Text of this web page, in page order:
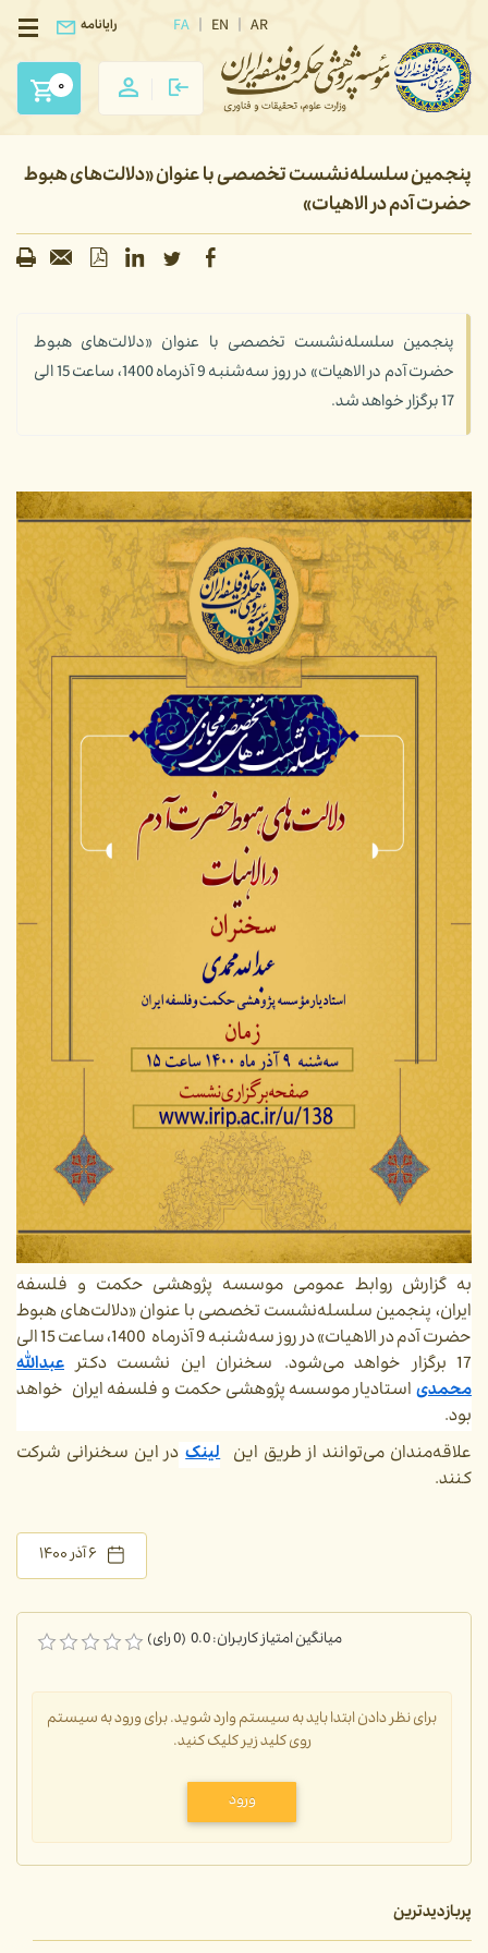
FA EN AR رایانامه
0
پنجمین سلسله‌نشست تخصصی با عنوان «دلالت‌های هبوط
حضرت آدم در الاهیات»
پنجمین سلسله‌نشست تخصصی با عنوان «دلالت‌های هبوط
حضرت آدم در الاهیات» در روز سه‌شنبه 9 آذرماه 1400، ساعت 15 الی
17 برگزار خواهد شد.
به گزارش روابط عمومی موسسه پژوهشی حکمت و فلسفه
ایران، پنجمین سلسله‌نشست تخصصی با عنوان «دلالت‌های هبوط
حضرت آدم در الاهیات» در روز سه‌شنبه 9 آذرماه 1400، ساعت 15 الی
17 برگزار خواهد می‌شود. سخنران این نشست دکتر
عبدالله
محمدی استادیار موسسه پژوهشی حکمت و فلسفه ایران خواهد
بود.
علاقه‌مندان می‌توانند از طریق این لینک در این سخنرانی شرکت
کنند.
۶ آذر ۱۴۰۰
میانگین امتیاز کاربران: 0.0 (0 رای)
برای نظر دادن ابتدا باید به سیستم وارد شوید. برای ورود به سیستم
روی کلید زیر کلیک کنید.
ورود
پربازدیدترین